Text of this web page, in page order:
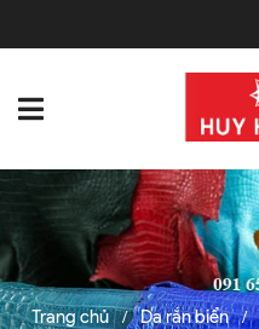
Trang chủ / Da rắn biển /